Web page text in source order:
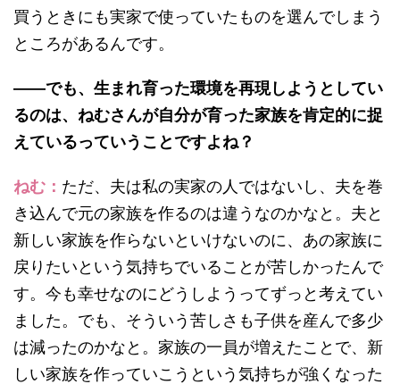
買うときにも実家で使っていたものを選んでしまう
ところがあるんです。
——でも、生まれ育った環境を再現しようとしてい
るのは、ねむさんが自分が育った家族を肯定的に捉
えているっていうことですよね？
ねむ： ただ、夫は私の実家の人ではないし、夫を巻
き込んで元の家族を作るのは違うなのかなと。夫と
新しい家族を作らないといけないのに、あの家族に
戻りたいという気持ちでいることが苦しかったんで
す。今も幸せなのにどうしようってずっと考えてい
ました。でも、そういう苦しさも子供を産んで多少
は減ったのかなと。家族の一員が増えたことで、新
しい家族を作っていこうという気持ちが強くなった